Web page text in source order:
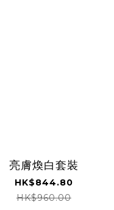
亮膚煥白套裝
HK$844.80
HK$960.00